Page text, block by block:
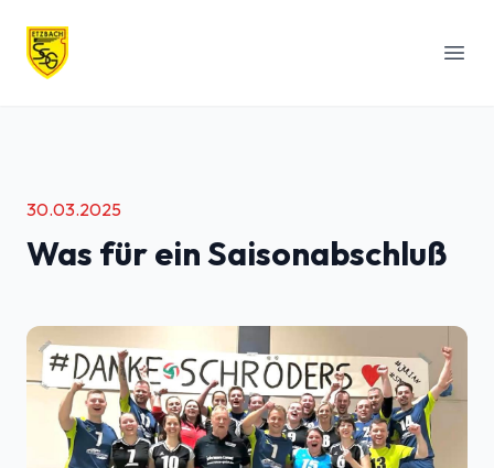
SSG Etzbach
30.03.2025
Was für ein Saisonabschluß